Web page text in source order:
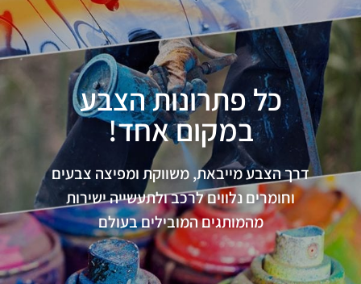
כל פתרונות הצבע
במקום אחד!
דרך הצבע מייבאת, משווקת ומפיצה צבעים
וחומרים נלווים לרכב ולתעשייה ישירות
מהמותגים המובילים בעולם